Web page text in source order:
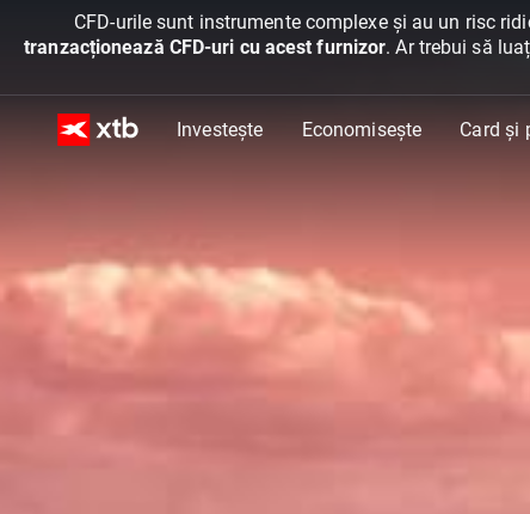
CFD-urile sunt instrumente complexe și au un risc
tranzacționează CFD-uri cu acest furnizor. Ar trebui să
Investește Economisește Card și